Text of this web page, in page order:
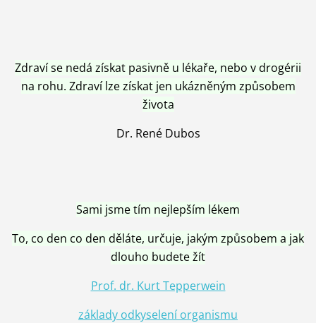
Zdraví se nedá získat pasivně u lékaře, nebo v drogérii
na rohu. Zdraví lze získat jen ukázněným způsobem
života
Dr. René Dubos
Sami jsme tím nejlepším lékem
To, co den co den děláte, určuje, jakým způsobem a jak
dlouho budete žít
Prof. dr. Kurt Tepperwein
základy odkyselení organismu